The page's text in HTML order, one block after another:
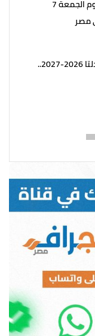
مواقيت الصلاة اليوم الجمعة 7
مصاريف جامعة الدلتا 2026-2027..